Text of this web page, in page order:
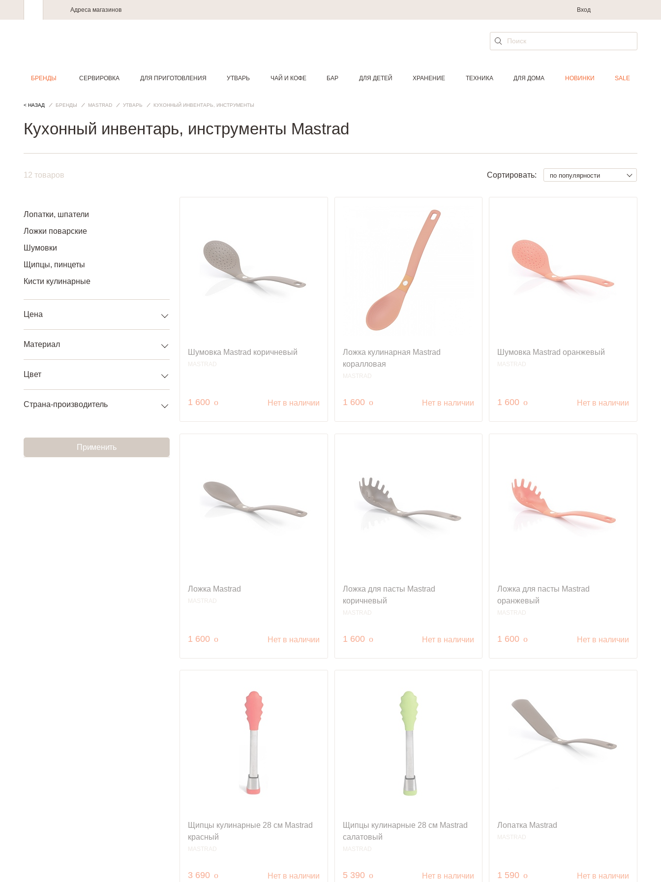
Адреса магазинов Вход
БРЕНДЫ СЕРВИРОВКА ДЛЯ ПРИГОТОВЛЕНИЯ УТВАРЬ ЧАЙ И КОФЕ БАР ДЛЯ ДЕТЕЙ ХРАНЕНИЕ ТЕХНИКА ДЛЯ ДОМА НОВИНКИ SALE
< НАЗАД БРЕНДЫ MASTRAD УТВАРЬ КУХОННЫЙ ИНВЕНТАРЬ, ИНСТРУМЕНТЫ
Кухонный инвентарь, инструменты Mastrad
12 товаров Сортировать: по популярности
Лопатки, шпатели
Ложки поварские
Шумовки
Щипцы, пинцеты
Кисти кулинарные
Цена
Материал
Цвет
Страна-производитель
Применить
Шумовка Mastrad коричневый
MASTRAD
1 600 руб.
o Нет в наличии
Ложка кулинарная Mastrad
коралловая
MASTRAD
1 600 руб.
o Нет в наличии
Шумовка Mastrad оранжевый
MASTRAD
1 600 руб.
o Нет в наличии
Ложка Mastrad
MASTRAD
1 600 руб.
o Нет в наличии
Ложка для пасты Mastrad
коричневый
MASTRAD
1 600 руб.
o Нет в наличии
Ложка для пасты Mastrad
оранжевый
MASTRAD
1 600 руб.
o Нет в наличии
Щипцы кулинарные 28 см Mastrad
красный
MASTRAD
3 690 руб.
o Нет в наличии
Щипцы кулинарные 28 см Mastrad
салатовый
MASTRAD
5 390 руб.
o Нет в наличии
Лопатка Mastrad
MASTRAD
1 590 руб.
o Нет в наличии